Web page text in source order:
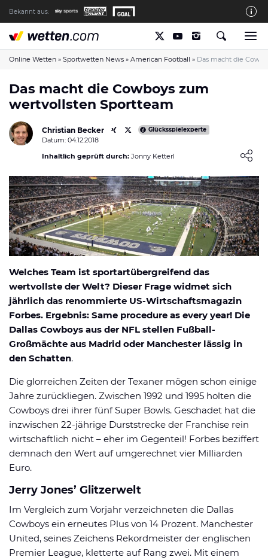
Bekannt aus:
Die wetten.com Redaktion
So bewerten wir die Anbieter
wetten.com auf Facebook
wetten.com auf YouTube
Spielsucht Hilfe & Prävention
Über Uns
Schreiber gesucht
Verantwortungsvolles Spielen
Glücksspiel-Regulierung in Deutschland
Haftungsausschluss
Datenschutzerklärung
Affiliate Disclaimer
Shop News Deals
Online Wetten » Sportwetten News » American Football » Das macht die
Das macht die Cowboys zum
wertvollsten Sportteam
Christian Becker Glücksspielexperte
Datum: 04.12.2018
Inhaltlich geprüft durch: Jonny Ketterl
Welches Team ist sportartübergreifend das
wertvollste der Welt? Dieser Frage widmet sich
jährlich das renommierte US-Wirtschaftsmagazin
Forbes. Ergebnis: Same procedure as every year! Die
Dallas Cowboys aus der NFL stellen Fußball-
Großmächte aus Madrid oder Manchester lässig in
den Schatten.
Die glorreichen Zeiten der Texaner mögen schon einige
Jahre zurückliegen. Zwischen 1992 und 1995 holten die
Cowboys drei ihrer fünf Super Bowls. Geschadet hat die
inzwischen 22-jährige Durststrecke der Franchise rein
wirtschaftlich nicht – eher im Gegenteil! Forbes beziffert
demnach den Wert auf umgerechnet vier Milliarden
Euro.
Jerry Jones’ Glitzerwelt
Im Vergleich zum Vorjahr verzeichneten die Dallas
Cowboys ein erneutes Plus von 14 Prozent. Manchester
United, seines Zeichens Rekordmeister der englischen
Premier League, kletterte auf Rang zwei. Mit einem